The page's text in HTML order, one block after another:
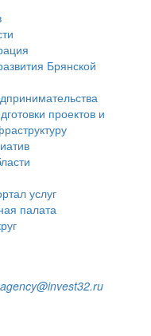
Брянской
проектов и
услуг
палата
agency@invest32.ru